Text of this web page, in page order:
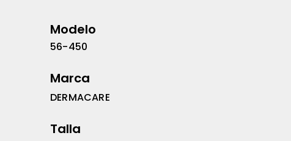
Modelo
56-450
Marca
DERMACARE
Talla